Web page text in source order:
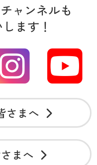
ャンネルも
ます！
さまへ
まへ